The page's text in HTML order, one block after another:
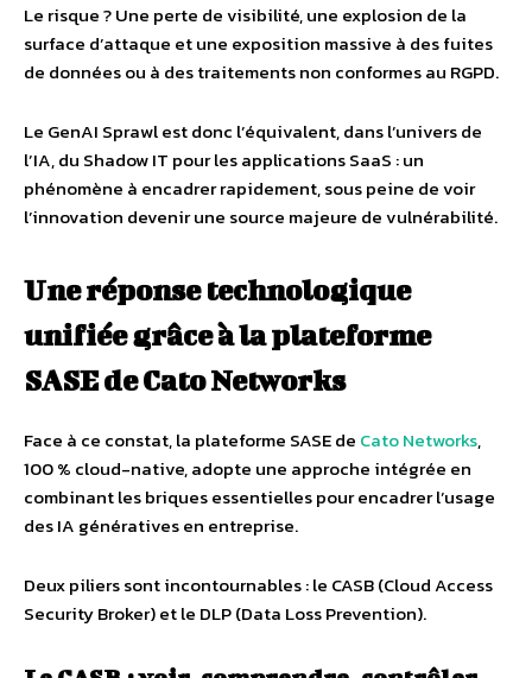
Le risque ? Une perte de visibilité, une explosion de la
surface d’attaque et une exposition massive à des fuites
de données ou à des traitements non conformes au RGPD.
Le GenAI Sprawl est donc l’équivalent, dans l’univers de
l’IA, du Shadow IT pour les applications SaaS : un
phénomène à encadrer rapidement, sous peine de voir
l’innovation devenir une source majeure de vulnérabilité.
Une réponse technologique
unifiée grâce à la plateforme
SASE de Cato Networks
Face à ce constat, la plateforme SASE de Cato Networks,
100 % cloud-native, adopte une approche intégrée en
combinant les briques essentielles pour encadrer l’usage
des IA génératives en entreprise.
Deux piliers sont incontournables : le CASB (Cloud Access
Security Broker) et le DLP (Data Loss Prevention).